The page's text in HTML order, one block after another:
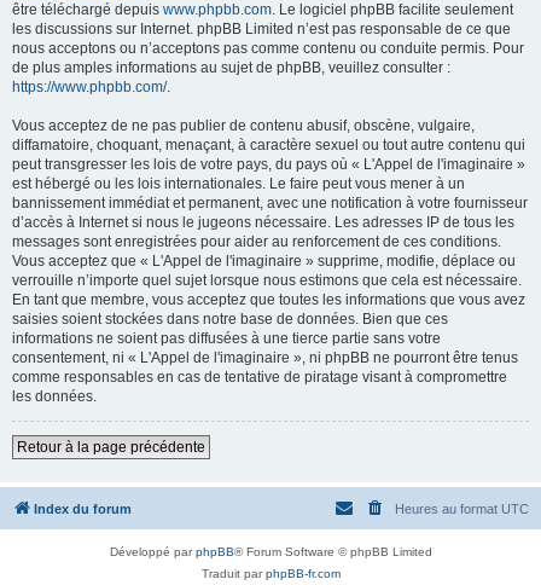
être téléchargé depuis www.phpbb.com. Le logiciel phpBB facilite seulement
les discussions sur Internet. phpBB Limited n’est pas responsable de ce que
nous acceptons ou n’acceptons pas comme contenu ou conduite permis. Pour
de plus amples informations au sujet de phpBB, veuillez consulter :
https://www.phpbb.com/.
Vous acceptez de ne pas publier de contenu abusif, obscène, vulgaire,
diffamatoire, choquant, menaçant, à caractère sexuel ou tout autre contenu qui
peut transgresser les lois de votre pays, du pays où « L'Appel de l'imaginaire »
est hébergé ou les lois internationales. Le faire peut vous mener à un
bannissement immédiat et permanent, avec une notification à votre fournisseur
d’accès à Internet si nous le jugeons nécessaire. Les adresses IP de tous les
messages sont enregistrées pour aider au renforcement de ces conditions.
Vous acceptez que « L'Appel de l'imaginaire » supprime, modifie, déplace ou
verrouille n’importe quel sujet lorsque nous estimons que cela est nécessaire.
En tant que membre, vous acceptez que toutes les informations que vous avez
saisies soient stockées dans notre base de données. Bien que ces
informations ne soient pas diffusées à une tierce partie sans votre
consentement, ni « L'Appel de l'imaginaire », ni phpBB ne pourront être tenus
comme responsables en cas de tentative de piratage visant à compromettre
les données.
Retour à la page précédente
Index du forum Heures au format UTC
Développé parphpBB® Forum Software © phpBB Limited
Traduit parphpBB-fr.com